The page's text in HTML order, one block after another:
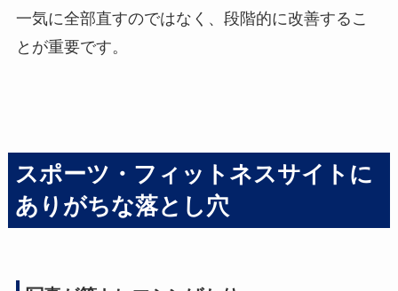
一気に全部直すのではなく、段階的に改善するこ
とが重要です。
スポーツ・フィットネスサイトに
ありがちな落とし穴